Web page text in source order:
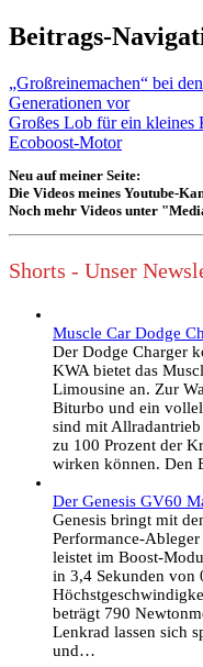
Beitrags-
„Großreinemachen“ bei
Generationen vor
Großes Lob für ein kleines
Ecoboost-Motor
Neu auf meiner Seite:
Die Videos meines Youtube-
Noch mehr Videos unter
Shorts - Unser
Muscle Car Dodge
Der Dodge Charger
KWA bietet das
Limousine an. Zur
Biturbo und ein
sind mit
zu 100 Prozent der
wirken können. Den
Der Genesis GV60
Genesis bringt mit
Performance-
leistet im Boost-
in 3,4 Sekunden von
beträgt 790
Lenkrad lassen sich
und…